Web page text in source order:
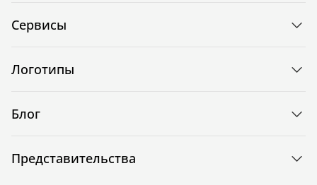
Сервисы
Логотипы
Блог
Представительства